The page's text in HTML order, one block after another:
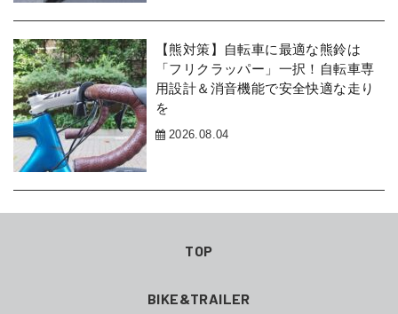
【熊対策】自転車に最適な熊鈴は
「フリクラッパー」一択！自転車専
用設計＆消音機能で安全快適な走り
を
2026.08.04
TOP
BIKE&TRAILER